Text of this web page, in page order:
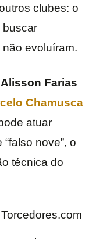
clubes: o
buscar
evoluíram.
Alisson Farias
Chamusca
atuar
nove”, o
técnica do